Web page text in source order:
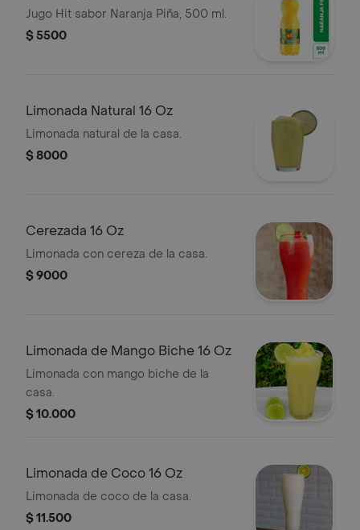
Jugo Hit sabor Naranja Piña, 500 ml.
$ 5500
Limonada Natural 16 Oz
Limonada natural de la casa.
$ 8000
Cerezada 16 Oz
Limonada con cereza de la casa.
$ 9000
Limonada de Mango Biche 16 Oz
Limonada con mango biche de la
casa.
$ 10.000
Limonada de Coco 16 Oz
Limonada de coco de la casa.
$ 11.500